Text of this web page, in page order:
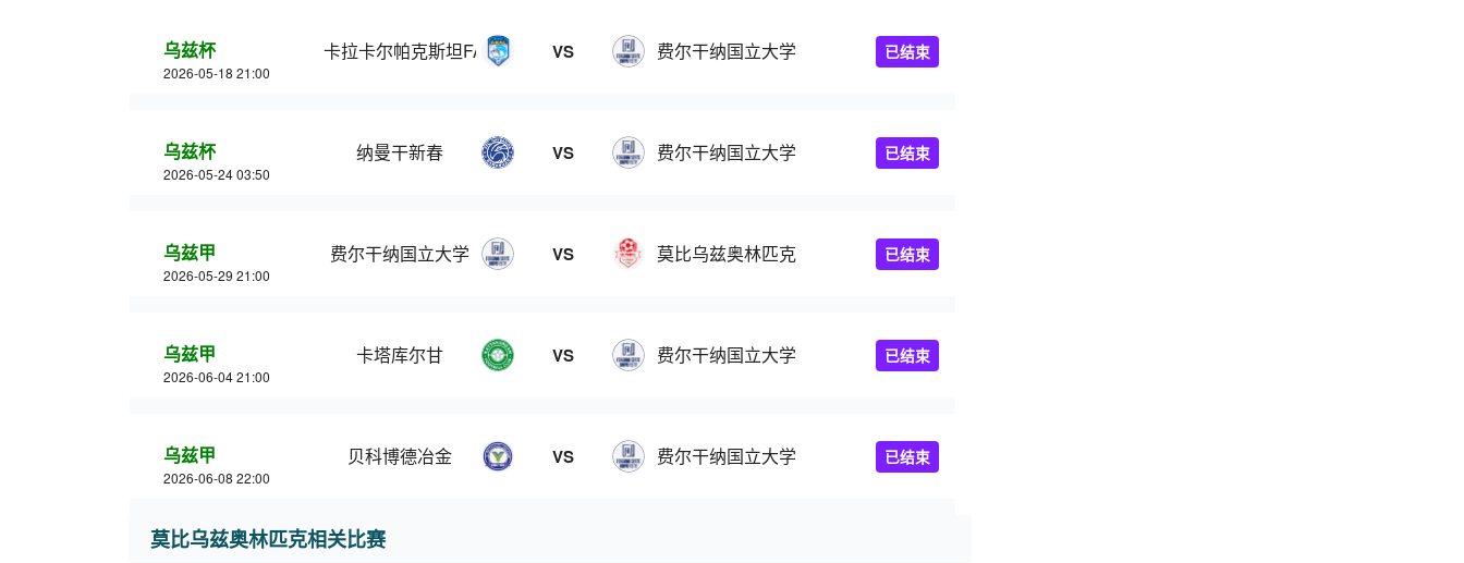
乌兹杯
2026-05-18 21:00
卡拉卡尔帕克斯坦FA VS 费尔干纳国立大学 已结束
乌兹杯
2026-05-24 03:50
纳曼干新春 VS 费尔干纳国立大学 已结束
乌兹甲
2026-05-29 21:00
费尔干纳国立大学 VS 莫比乌兹奥林匹克 已结束
乌兹甲
2026-06-04 21:00
卡塔库尔甘 VS 费尔干纳国立大学 已结束
乌兹甲
2026-06-08 22:00
贝科博德冶金 VS 费尔干纳国立大学 已结束
莫比乌兹奥林匹克相关比赛